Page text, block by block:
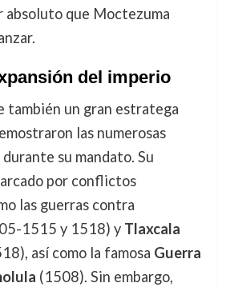
absoluto que Moctezuma
del imperio
también un gran estratega
las numerosas
su mandato. Su
por conflictos
las guerras contra
1515 y 1518) y Tlaxcala
así como la famosa Guerra
(1508). Sin embargo,